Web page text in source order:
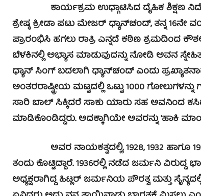
ಕಾರ್ಯಕ್ರಮ ಉಧ್ಗಾಟಿಸಿದ ದೈಹಿಕ ಶಿಕ್ಷಣ
ಶ್ರೇಷ್ಠ ಕ್ರೀಡಾ ಪಟು ಮೇಜರ್ ಧ್ಯಾನ್‍ಚಂದ್, ತನ್ನ
ಪ್ರಾರಂಭಿಸಿ ಹಗಲು ರಾತ್ರಿ ಎನ್ನದೆ ಕಠಿಣ ಶ್ರಮದಿಂದ
ಬೆಳಕಿನಲ್ಲಿ ಅಭ್ಯಾಸ ಮಾಡುವುದನ್ನು ನೋಡಿ ಅವನ
ಧ್ಯಾನ್ ಸಿಂಗ್ ಬದಲಾಗಿ ಧ್ಯಾನ್‍ಚಂದ್ ಎಂದು
ಅಂತರರಾಷ್ಟ್ರೀಯ ಮಟ್ಟದಲ್ಲಿ ಒಟ್ಟು 1000
ಸಾರಿ ಬಾಲ್ ಸಿಕ್ಕಿದರೆ ಸಾಕು ಯಾರು ಸಹ ಅವನಿಂದ
ಮಾಡಿಕೊಂಡಿದ್ದರು. ಅದಕ್ಕಾಗಿಯೇ ಅವರನ್ನು ‘ಹಾಕಿ
ಅವರ ನಾಯಕತ್ವದಲ್ಲಿ, 1928, 1932 ಹಾಗೂ
ತಂದು ಕೊಟ್ಟಿದ್ದಾರೆ. 1936ರಲ್ಲಿ ನಡೆದ ಜರ್ಮನಿ
ಅಧ್ಯಕ್ಷರಾಗಿದ್ದ ಹಿಟ್ಲರ್ ಜರ್ಮನಿಯ ಪೌರತ್ವ ಮತ್ತು